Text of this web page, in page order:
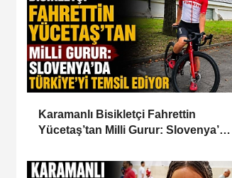
Karamanlı Bisikletçi Fahrettin
Yücetaş’tan Milli Gurur: Slovenya’da